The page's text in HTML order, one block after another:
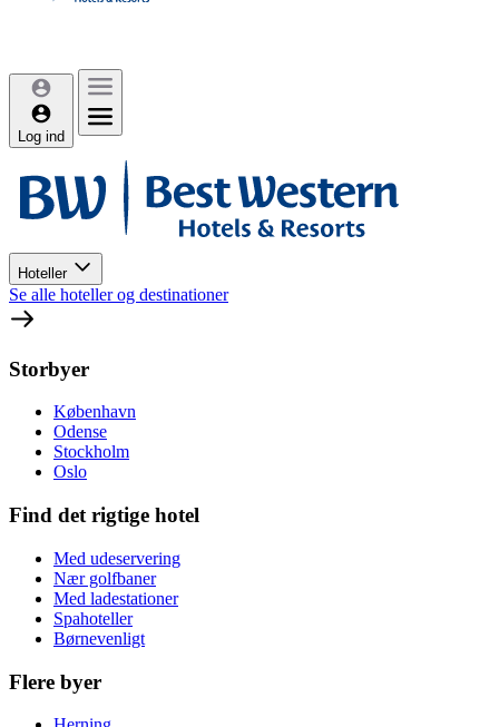
Log ind
Hoteller
Se alle hoteller og destinationer
Storbyer
København
Odense
Stockholm
Oslo
Find det rigtige hotel
Med udeservering
Nær golfbaner
Med ladestationer
Spahoteller
Børnevenligt
Flere byer